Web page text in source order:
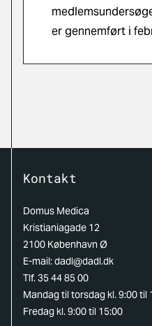
er gennemført i
Kontakt
Domus Medica
Kristianiagade 12
2100 København Ø
E-mail:dadl@dadl.dk
Tlf. 35 44 85 00
Mandag til torsdag kl. 9:00 til
Fredag kl. 9:00 til 15:00